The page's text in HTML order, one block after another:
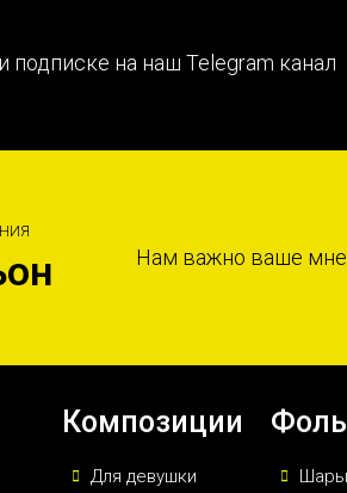
подписке на наш Telegram канал
Нам важно ваше
Композиции
Для девушки